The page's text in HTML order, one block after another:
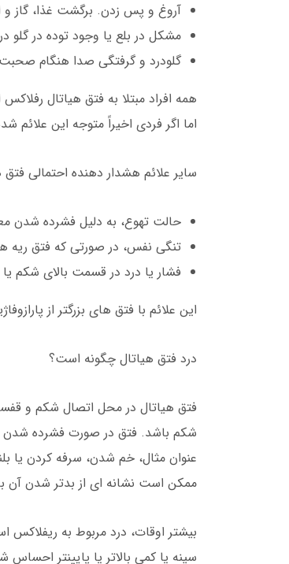
آروغ و پس زدن. برگشت غذا، گاز و
مشکل در بلع یا وجود توده در گلو
گلودرد و گرفتگی صدا هنگام
همه افراد مبتلا به فتق هیاتال
اما اگر فردی اخیراً متوجه این
سایر علائم هشدار دهنده احتمالی
حالت تهوع، به دلیل فشرده شدن
تنگی نفس، در صورتی که فتق ریه
فشار یا درد در قسمت بالای شکم
این علائم با فتق های بزرگتر از
درد فتق هیاتال چگونه است؟
فتق هیاتال در محل اتصال شکم و
شکم باشد. فتق در صورت فشرده
عنوان مثال، خم شدن، سرفه کردن یا
ممکن است نشانه ای از بدتر شدن آن
بیشتر اوقات، درد مربوط به
سینه یا کمی بالاتر یا پایینتر